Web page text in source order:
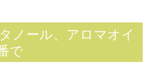
ノール、アロマオイ
で